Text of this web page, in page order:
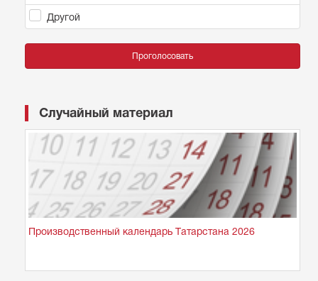
Другой
Проголосовать
Случайный материал
Производственный календарь Татарстана 2026